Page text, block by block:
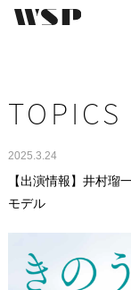
TOPICS
2025.3.24
【出演情報】井村瑠
モデル